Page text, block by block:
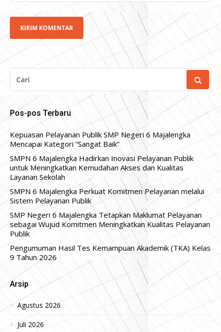
UNTUK:
Pos-pos Terbaru
Kepuasan Pelayanan Publik SMP Negeri 6 Majalengka
Mencapai Kategori “Sangat Baik”
SMPN 6 Majalengka Hadirkan Inovasi Pelayanan Publik
untuk Meningkatkan Kemudahan Akses dan Kualitas
Layanan Sekolah
SMPN 6 Majalengka Perkuat Komitmen Pelayanan melalui
Sistem Pelayanan Publik
SMP Negeri 6 Majalengka Tetapkan Maklumat Pelayanan
sebagai Wujud Komitmen Meningkatkan Kualitas Pelayanan
Publik
Pengumuman Hasil Tes Kemampuan Akademik (TKA) Kelas
9 Tahun 2026
Arsip
Agustus 2026
Juli 2026